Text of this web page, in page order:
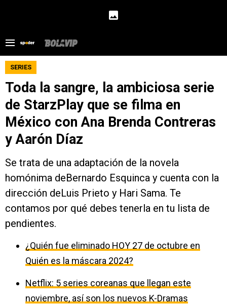
SERIES
Toda la sangre, la ambiciosa serie
de StarzPlay que se filma en
México con Ana Brenda Contreras
y Aarón Díaz
Se trata de una adaptación de la novela
homónima deBernardo Esquinca y cuenta con la
dirección deLuis Prieto y Hari Sama. Te
contamos por qué debes tenerla en tu lista de
pendientes.
¿Quién fue eliminado HOY 27 de octubre en
Quién es la máscara 2024?
Netflix: 5 series coreanas que llegan este
noviembre, así son los nuevos K-Dramas